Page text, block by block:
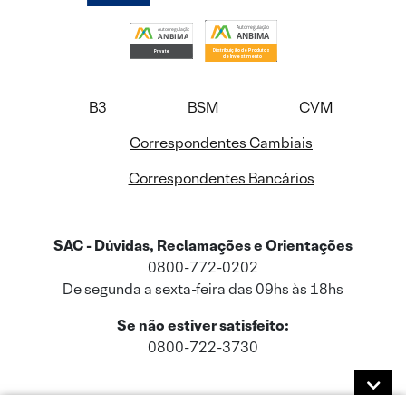
B3 BSM
CVM
Correspondentes Cambiais
Correspondentes Bancários
SAC - Dúvidas, Reclamações e Orientações
0800-772-0202
De segunda a sexta-feira das 09hs às 18hs
Se não estiver satisfeito:
0800-722-3730